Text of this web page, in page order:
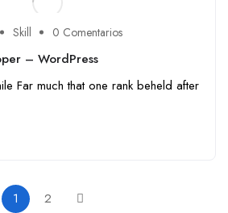
Skill 0 Comentarios
– WordPress
Far much that one rank beheld after
1 2